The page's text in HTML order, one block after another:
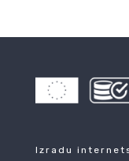
Izradu